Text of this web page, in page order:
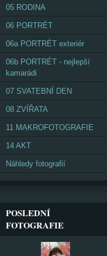
05 RODINA
06 PORTRÉT
06a PORTRÉT exteriér
06b PORTRÉT - nejlepší
kamarádi
07 SVATEBNÍ DEN
08 ZVÍŘATA
11 MAKROFOTOGRAFIE
14 AKT
Náhledy fotografií
POSLEDNÍ
FOTOGRAFIE